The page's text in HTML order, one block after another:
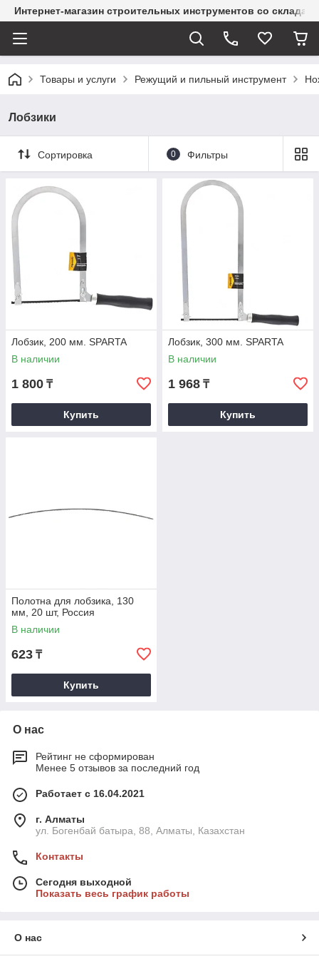
Интернет-магазин строительных инструментов со склада
Товары и услуги Режущий и пильный инструмент
Лобзики
Сортировка 0 Фильтры
Лобзик, 200 мм. SPARTA
В наличии
1 800 ₸
Купить
Лобзик, 300 мм. SPARTA
В наличии
1 968 ₸
Купить
Полотна для лобзика, 130
мм, 20 шт, Россия
В наличии
623 ₸
Купить
О нас
Рейтинг не сформирован
Менее 5 отзывов за последний год
Работает с 16.04.2021
г. Алматы
ул. Богенбай батыра, 88, Алматы, Казахстан
Контакты
Сегодня выходной
Показать весь график работы
О нас